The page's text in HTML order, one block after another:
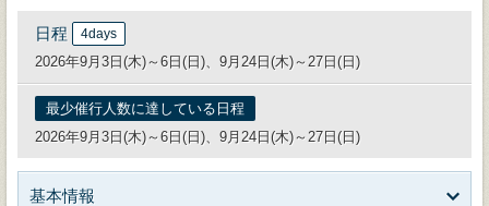
日程 4days
2026年9月3日(木)～6日(日)、9月24日(木)～27日(日)
最少催行人数に達している日程
2026年9月3日(木)～6日(日)、9月24日(木)～27日(日)
基本情報